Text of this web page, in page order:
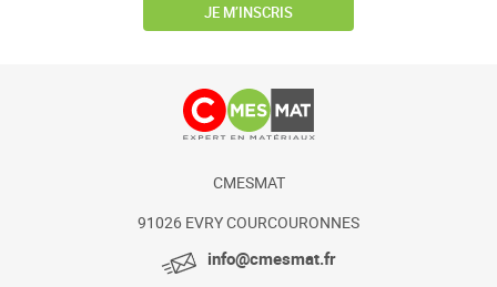
JE M’INSCRIS
CMESMAT
91026 EVRY COURCOURONNES
info@cmesmat.fr